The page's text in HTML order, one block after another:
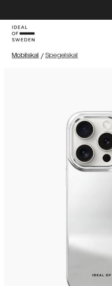
Mobilskal / Spegelskal